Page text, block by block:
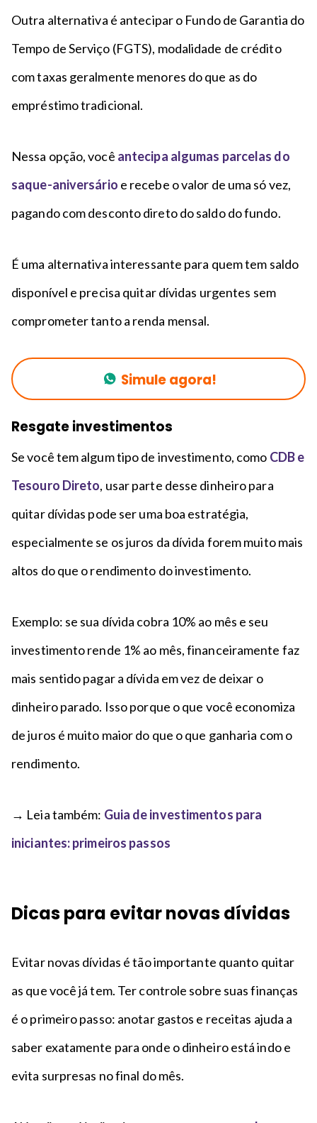
Outra alternativa é antecipar o Fundo de Garantia do
Tempo de Serviço (FGTS), modalidade de crédito
com taxas geralmente menores do que as do
empréstimo tradicional.
Nessa opção, você antecipa algumas parcelas do
saque-aniversário e recebe o valor de uma só vez,
pagando com desconto direto do saldo do fundo.
É uma alternativa interessante para quem tem saldo
disponível e precisa quitar dívidas urgentes sem
comprometer tanto a renda mensal.
Simule agora!
Resgate investimentos
Se você tem algum tipo de investimento, como CDB e
Tesouro Direto, usar parte desse dinheiro para
quitar dívidas pode ser uma boa estratégia,
especialmente se os juros da dívida forem muito mais
altos do que o rendimento do investimento.
Exemplo: se sua dívida cobra 10% ao mês e seu
investimento rende 1% ao mês, financeiramente faz
mais sentido pagar a dívida em vez de deixar o
dinheiro parado. Isso porque o que você economiza
de juros é muito maior do que o que ganharia com o
rendimento.
→ Leia também: Guia de investimentos para
iniciantes: primeiros passos
Dicas para evitar novas dívidas
Evitar novas dívidas é tão importante quanto quitar
as que você já tem. Ter controle sobre suas finanças
é o primeiro passo: anotar gastos e receitas ajuda a
saber exatamente para onde o dinheiro está indo e
evita surpresas no final do mês.